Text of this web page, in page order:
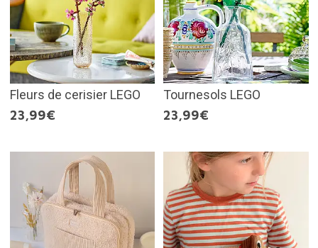
Fleurs de cerisier LEGO
23,99€
Tournesols LEGO
23,99€